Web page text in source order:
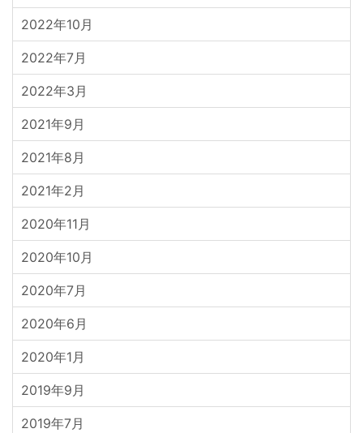
2022年10月
2022年7月
2022年3月
2021年9月
2021年8月
2021年2月
2020年11月
2020年10月
2020年7月
2020年6月
2020年1月
2019年9月
2019年7月